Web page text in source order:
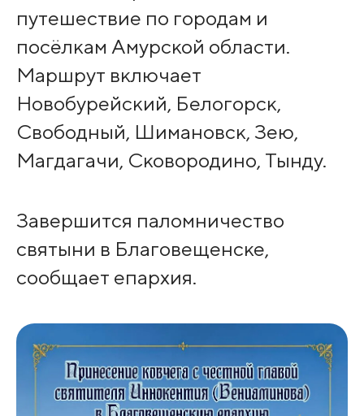
путешествие по городам и
посёлкам Амурской области.
Маршрут включает
Новобурейский, Белогорск,
Свободный, Шимановск, Зею,
Магдагачи, Сковородино, Тынду.
Завершится паломничество
святыни в Благовещенске,
сообщает епархия.